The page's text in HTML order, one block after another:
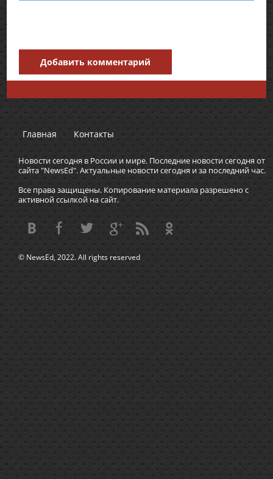
Добавить комментарий
Главная Контакты
Новости сегодня в России и мире. Последние новости сегодня от
сайта "NewsEd". Актуальные новости сегодня и за последний час.
Все права защищены. Копирование материала разрешено с
активной ссылкой на сайт.
© NewsEd, 2022. All rights reserved